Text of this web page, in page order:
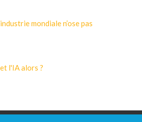
mondiale n’ose pas
l'IA alors ?